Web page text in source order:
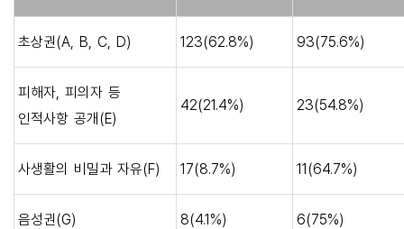
초상권(A, B, C, D) 123(62.8%) 93(75.6%)
피해자, 피의자 등
인적사항 공개(E)
42(21.4%) 23(54.8%)
사생활의 비밀과 자유(F) 17(8.7%) 11(64.7%)
음성권(G) 8(4.1%) 6(75%)